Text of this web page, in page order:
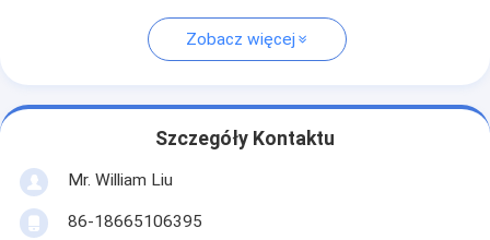
Zobacz więcej
Szczegóły Kontaktu
Mr. William Liu
86-18665106395